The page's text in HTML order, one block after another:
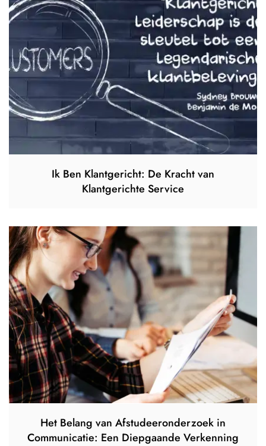
Ik Ben Klantgericht: De Kracht van
Klantgerichte Service
Het Belang van Afstudeeronderzoek in
Communicatie: Een Diepgaande Verkenning